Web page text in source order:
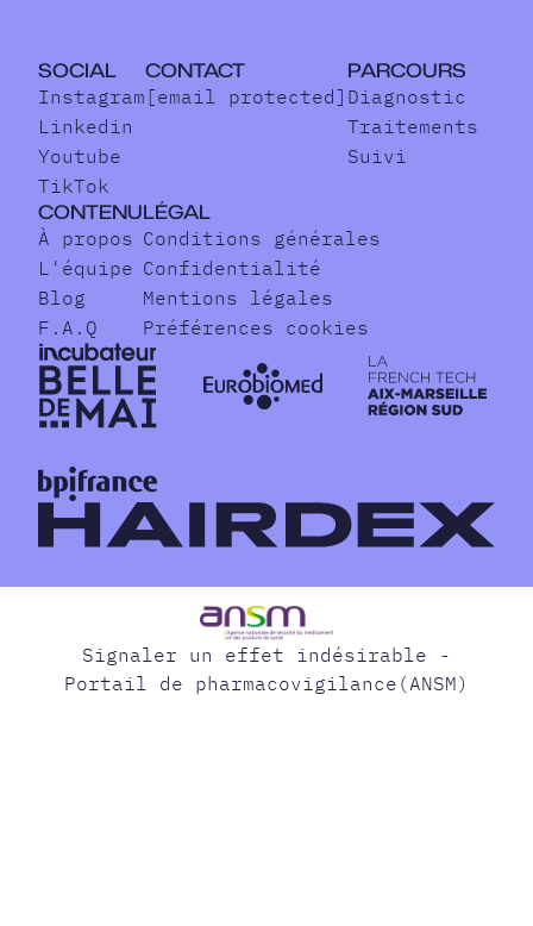
SOCIAL
Instagram
Linkedin
Youtube
TikTok
CONTACT
[email protected]
PARCOURS
Diagnostic
Traitements
Suivi
CONTENU
À propos
L'équipe
Blog
F.A.Q
LÉGAL
Conditions générales
Confidentialité
Mentions légales
Préférences cookies
Signaler un effet indésirable -
Portail de pharmacovigilance(ANSM)